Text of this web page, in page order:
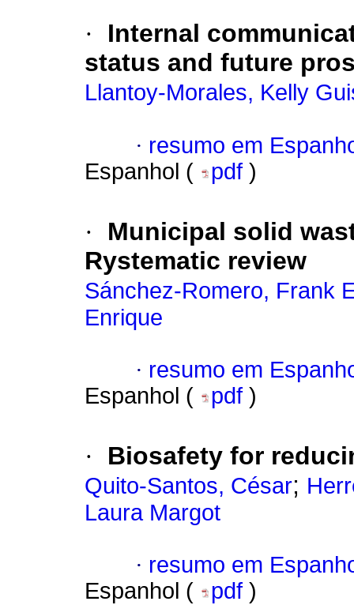
·
Internal
status and future
Llantoy-Morales, Kelly
· resumo em
Espanhol (
pdf )
·
Municipal solid
Rystematic review
Sánchez-Romero, Frank
Enrique
· resumo em
Espanhol (
pdf )
· Biosafety for
Quito-Santos, César;
Laura Margot
· resumo em
Espanhol (
pdf )